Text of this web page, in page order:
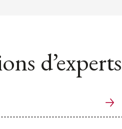
d’experts